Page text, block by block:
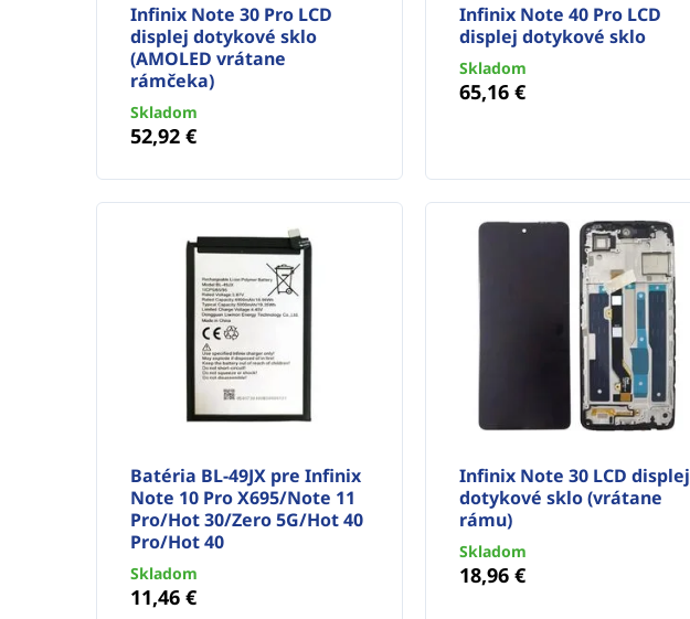
Infinix Note 30 Pro LCD
displej dotykové sklo
(AMOLED vrátane
rámčeka)
Skladom
52,92 €
Infinix Note 40 Pro LCD
displej dotykové sklo
Skladom
65,16 €
Batéria BL-49JX pre Infinix
Note 10 Pro X695/Note 11
Pro/Hot 30/Zero 5G/Hot 40
Pro/Hot 40
Skladom
11,46 €
Infinix Note 30 LCD displej
dotykové sklo (vrátane
rámu)
Skladom
18,96 €